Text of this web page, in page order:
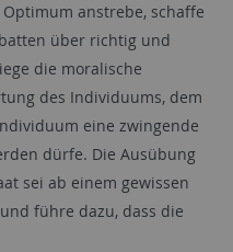
anstrebe, schaffe
über richtig und
die moralische
des Individuums, dem
eine zwingende
dürfe. Die Ausübung
sei ab einem gewissen
führe dazu, dass die